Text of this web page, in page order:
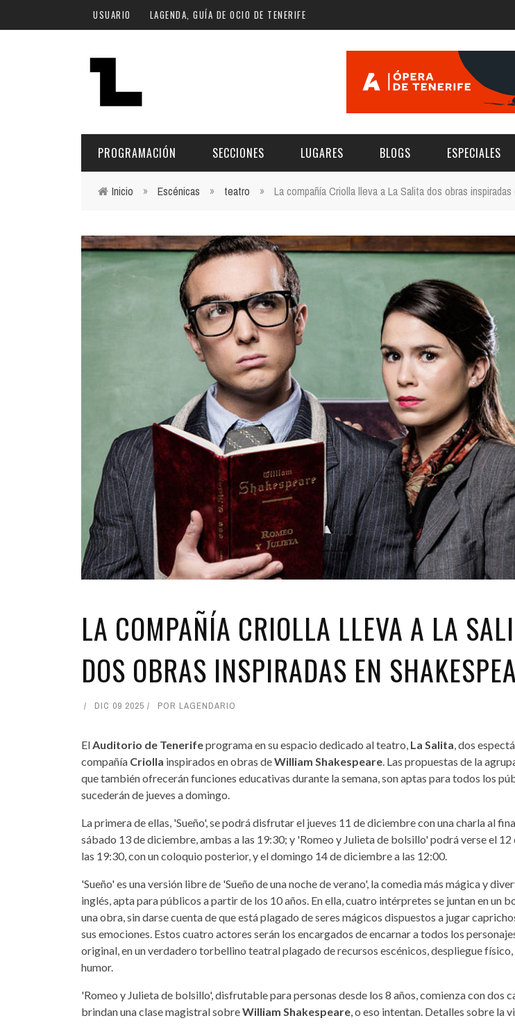
Pasar al contenido principal
USUARIO LAGENDA, GUÍA DE OCIO DE TENERIFE
PROGRAMACIÓN
Hoy
Norte
Santa Cruz | La Laguna
SECCIONES
ESCÉNICAS
GASTRONOMÍA
INFANTIL
LUGARES
SALAS Y AUDITORIOS
ESPACIOS CULTURALES
NOCHE
LOCALES CON ACTUACIONES
GASTRO
FORMATIVO
BLOGS ESPECIALES
FESTIVAL
XXVII VERANO DE
Inicio » Escénicas » teatro » La compañía Criolla lleva a La Salita dos obras
LA COMPAÑÍA CRIOLLA LLEVA A LA
DOS OBRAS INSPIRADAS EN
DIC 09 2025 POR LAGENDARIO
El Auditorio de Tenerifeprograma en su espacio dedicado al teatro, La Salita , dos
compañía Criolla inspirados en obras deWilliam Shakespeare . Las propuestas de la
que también ofrecerán funciones educativas durante la semana, son aptas para todos los
sucederán de jueves a domingo.
La primera de ellas, 'Sueño', se podrá disfrutar el jueves 11 de diciembre con una charla al
sábado 13 de diciembre, ambas a las 19:30; y 'Romeo y Julieta de bolsillo' podrá verse el
las 19:30, con un coloquio posterior, y el domingo 14 de diciembre a las 12:00.
'Sueño' es una versión libre de 'Sueño de una noche de verano', la comedia más mágica y
inglés, apta para públicos a partir de los 10 años. En ella, cuatro intérpretes se juntan en un
una obra, sin darse cuenta de que está plagado de seres mágicos dispuestos a jugar
sus emociones. Estos cuatro actores serán los encargados de encarnar a todos los
original, en un verdadero torbellino teatral plagado de recursos escénicos, despliegue físico,
humor.
'Romeo y Julieta de bolsillo', disfrutable para personas desde los 8 años, comienza con dos
brindan una clase magistral sobreWilliam Shakespeare , o eso intentan. Detalles sobre la